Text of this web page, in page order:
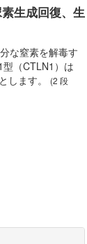
生成回復、生
な窒素を解毒す
（CTLN1）は
します。
(2 段